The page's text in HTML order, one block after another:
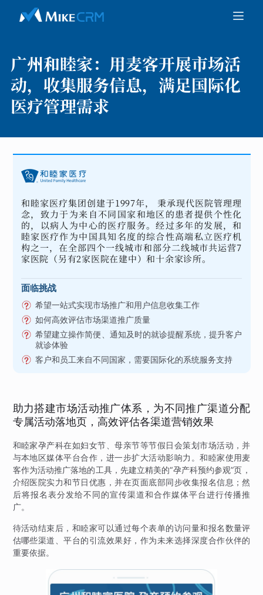
广州和睦家： 用麦客开展市场活
动，收集服务信息，满足国际化
医疗管理需求
和睦家医疗集团创建于1997年， 秉承现代医院管理理
念，致力于为来自不同国家和地区的患者提供个性化
的，以病人为中心的医疗服务。经过多年的发展，和
睦家医疗作为中国具知名度的综合性高端私立医疗机
构之一，在全部四个一线城市和部分二线城市共运营7
家医院（另有2家医院在建中）和十余家诊所。
面临挑战
希望一站式实现市场推广和用户信息收集工作
如何高效评估市场渠道推广质量
希望建立操作简便、通知及时的就诊提醒系统，提升客户
就诊体验
客户和员工来自不同国家，需要国际化的系统服务支持
助力搭建市场活动推广体系，为不同推广渠道分配
专属活动落地页，高效评估各渠道营销效果
和睦家孕产科在如妇女节、母亲节等节假日会策划市场活动，并
与本地区媒体平台合作，进一步扩大活动影响力。和睦家使用麦
客作为活动推广落地的工具，先建立精美的“孕产科预约参观”页，
介绍医院实力和节日优惠，并在页面底部同步收集报名信息；然
后将报名表分发给不同的宣传渠道和合作媒体平台进行传播推
广。
待活动结束后，和睦家可以通过每个表单的访问量和报名数量评
估哪些渠道、平台的引流效果好，作为未来选择深度合作伙伴的
重要依据。